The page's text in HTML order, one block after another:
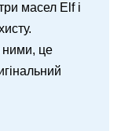
масел Elf і
ними, це